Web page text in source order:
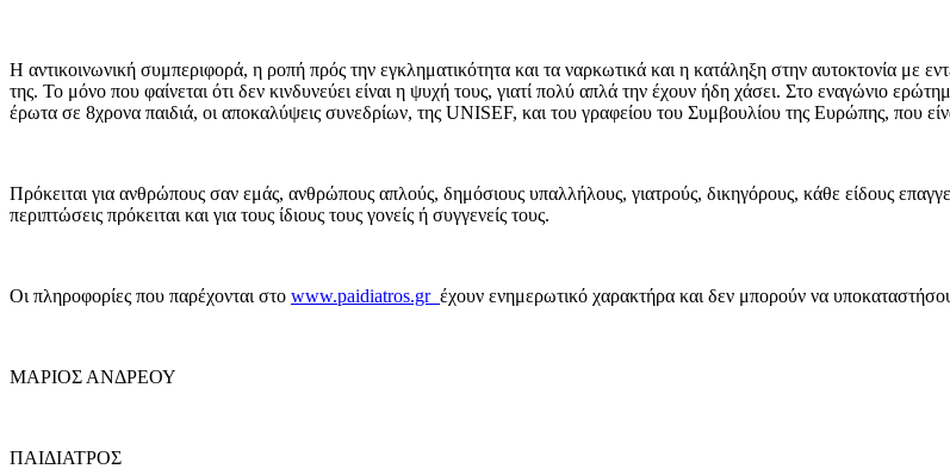
Η αντικοινωνική συμπεριφορά, η ροπή πρός την εγκληματικότητα και τα ναρκωτικά και η κατάληξη στην αυτοκτονία με
της. Το μόνο που φαίνεται ότι δεν κινδυνεύει είναι η ψυχή τους, γιατί πολύ απλά την έχουν ήδη χάσει. Στο εναγώνιο
έρωτα σε 8χρονα παιδιά, οι αποκαλύψεις συνεδρίων, της UNISEF, και του γραφείου του Συμβουλίου της Ευρώπης, που
Πρόκειται για ανθρώπους σαν εμάς, ανθρώπους απλούς, δημόσιους υπαλλήλους, γιατρούς, δικηγόρους, κάθε είδους
περιπτώσεις πρόκειται και για τους ίδιους τους γονείς ή συγγενείς τους.
Οι πληροφορίες που παρέχονται στο www.paidiatros.gr έχουν ενημερωτικό χαρακτήρα και δεν μπορούν να
ΜΑΡΙΟΣ ΑΝΔΡΕΟΥ
ΠΑΙΔΙΑΤΡΟΣ